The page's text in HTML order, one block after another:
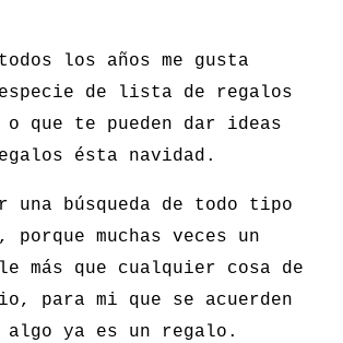
los años me gusta
de lista de regalos
que te pueden dar ideas
ésta navidad.
una búsqueda de todo tipo
porque muchas veces un
más que cualquier cosa de
para mi que se acuerden
ya es un regalo.